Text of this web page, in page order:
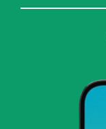
courriel